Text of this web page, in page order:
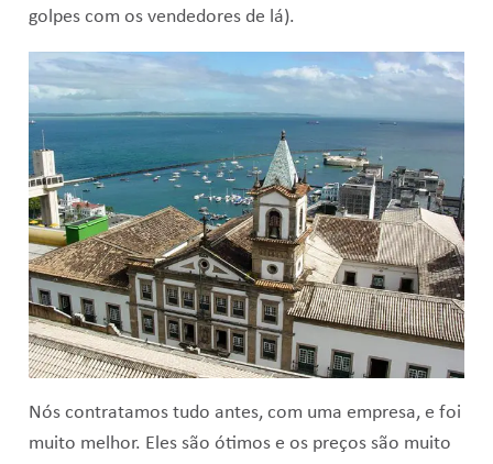
golpes com os vendedores de lá).
Nós contratamos tudo antes, com uma empresa, e foi
muito melhor. Eles são ótimos e os preços são muito